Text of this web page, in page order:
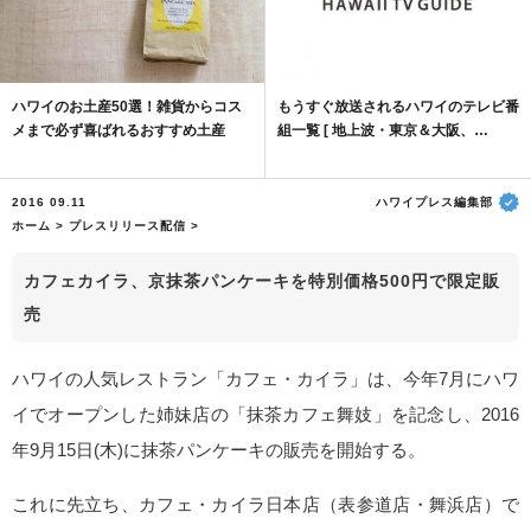
ハワイのお土産50選！雑貨からコス
メまで必ず喜ばれるおすすめ土産
もうすぐ放送されるハワイのテレビ番
組一覧 [ 地上波・東京＆大阪、…
2016 09.11
ハワイプレス編集部
ホーム > プレスリリース配信 >
カフェカイラ、京抹茶パンケーキを特別価格500円で限定販
売
ハワイの人気レストラン「カフェ・カイラ」は、今年7月にハワ
イでオープンした姉妹店の「抹茶カフェ舞妓」を記念し、2016
年9月15日(木)に抹茶パンケーキの販売を開始する。
これに先立ち、カフェ・カイラ日本店（表参道店・舞浜店）で